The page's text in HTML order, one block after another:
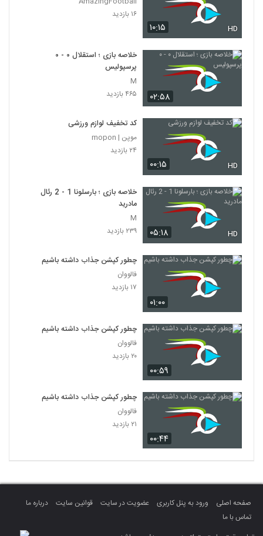
۱۰:۱۵ HD
۱۶ بازدید
۰۲:۵۸
خلاصه بازی ؛ استقلال ۰ - ۰
پرسپولیس
M
۴۶۵ بازدید
۰۰:۱۵ HD
کد تخفیف لوازم ورزشی
موپن | mopon
۲۴ بازدید
۰۵:۱۸ HD
خلاصه بازی ؛ بارسلونا 1 - 2 رئال
مادرید
M
۲۳۹ بازدید
۰۱:۰۰
چطور کپشن جذاب داشته باشیم
فالووان
۱۷ بازدید
۰۰:۵۹
چطور کپشن جذاب داشته باشیم
فالووان
۲۰ بازدید
۰۰:۴۴
چطور کپشن جذاب داشته باشیم
فالووان
۲۱ بازدید
صفحه اصلی ورود به پنل کاربری عضویت در سایت قوانین سایت
درباره ما
تماس با ما